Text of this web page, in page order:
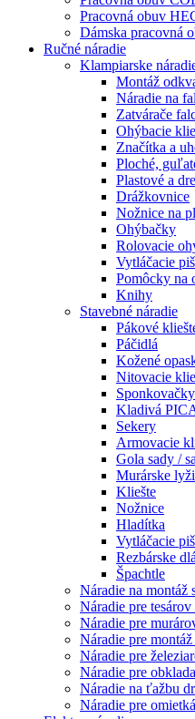
Pracovná obuv
Dámska pracovná
Ručné náradie
Klampiarske
Montáž
Náradie na
Zatvárače
Ohýbacie
Značítka a
Ploché,
Plastové a
Drážkovnice
Nožnice na
Ohýbačky
Rolovacie
Vytláčacie
Pomôcky na
Knihy
Stavebné náradie
Pákové
Páčidlá
Kožené
Nitovacie
Kladivá
Sekery
Armovacie
Gola sady /
Murárske
Kliešte
Nožnice
Hladítka
Vytláčacie
Rezbárske
Špachtle
Náradie na montáž
Náradie pre
Náradie pre
Náradie pre
Náradie pre
Náradie pre
Náradie na ťažbu
Náradie pre